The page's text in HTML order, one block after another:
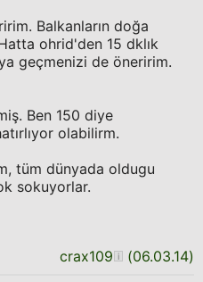
Balkanların doğa
ohrid'den 15 dklık
geçmenizi de öneririm.
Ben 150 diye
olabilirm.
tüm dünyada oldugu
sokuyorlar.
crax109 (06.03.14)